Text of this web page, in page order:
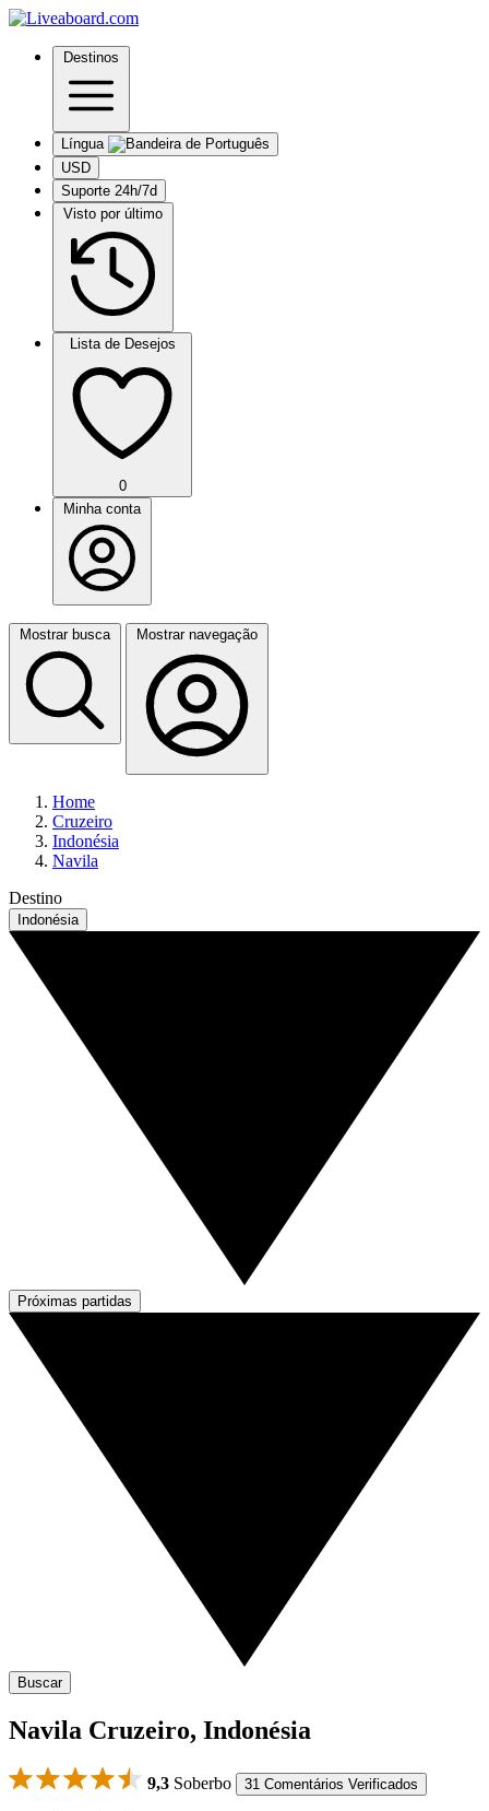
Destinos
Língua
USD
Suporte 24h/7d
Visto por último
Lista de Desejos
0
Minha conta
Mostrar busca Mostrar navegação
Home
Cruzeiro
Indonésia
Navila
Destino
Indonésia
Próximas partidas
Buscar
Navila Cruzeiro, Indonésia
9,3 Soberbo 31 Comentários Verificados